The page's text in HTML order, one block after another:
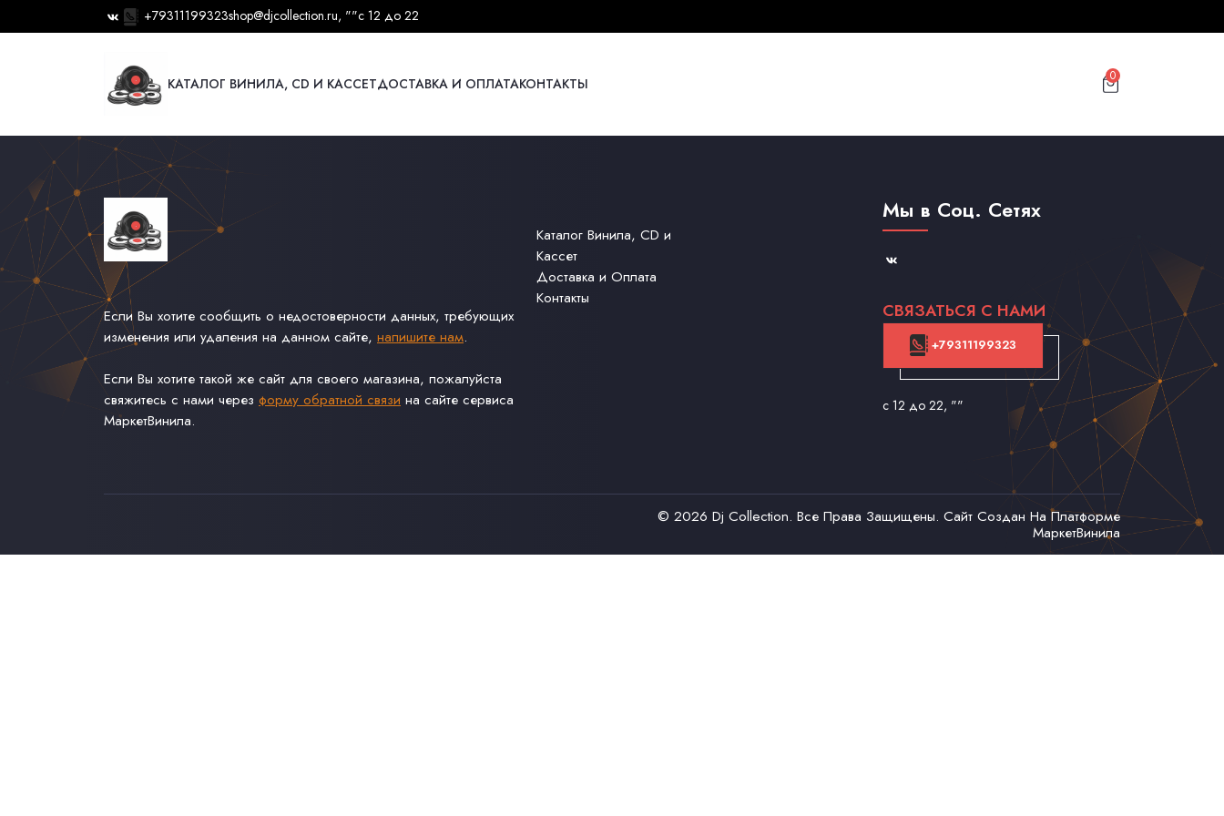
+79311199323shop@djcollection.ru, ""с 12 до 22
КАТАЛОГ ВИНИЛА, CD И КАССЕТДОСТАВКА И ОПЛАТАКОНТАКТЫ 0
Если Вы хотите сообщить о недостоверности данных, требующих
изменения или удаления на данном сайте, напишите нам.
Если Вы хотите такой же сайт для своего магазина, пожалуйста
свяжитесь с нами через форму обратной связи на сайте сервиса
МаркетВинила.
Каталог Винила, CD и
Кассет
Доставка и Оплата
Контакты
Мы в Соц. Сетях
СВЯЗАТЬСЯ С НАМИ
+79311199323
с 12 до 22, ""
© 2026 Dj Collection. Все Права Защищены. Сайт Создан На Платформе
МаркетВинила